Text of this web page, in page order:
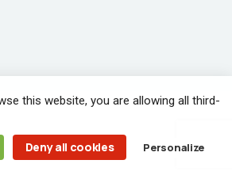
this website, you are allowing all third-
Deny all cookies Personalize